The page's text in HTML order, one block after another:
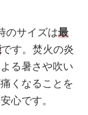
のサイズは最
です。焚火の炎
る暑さや吹い
くなることを
心です。